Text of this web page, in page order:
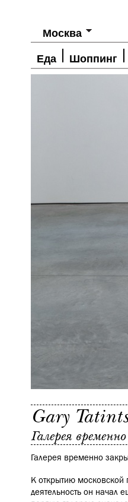
Москва
Еда Шоппинг
Gary
Галерея
Галерея временно
К открытию московской
деятельность он